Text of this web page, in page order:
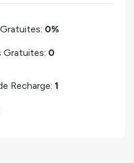
0%
Gratuites: 0
Recharge: 1